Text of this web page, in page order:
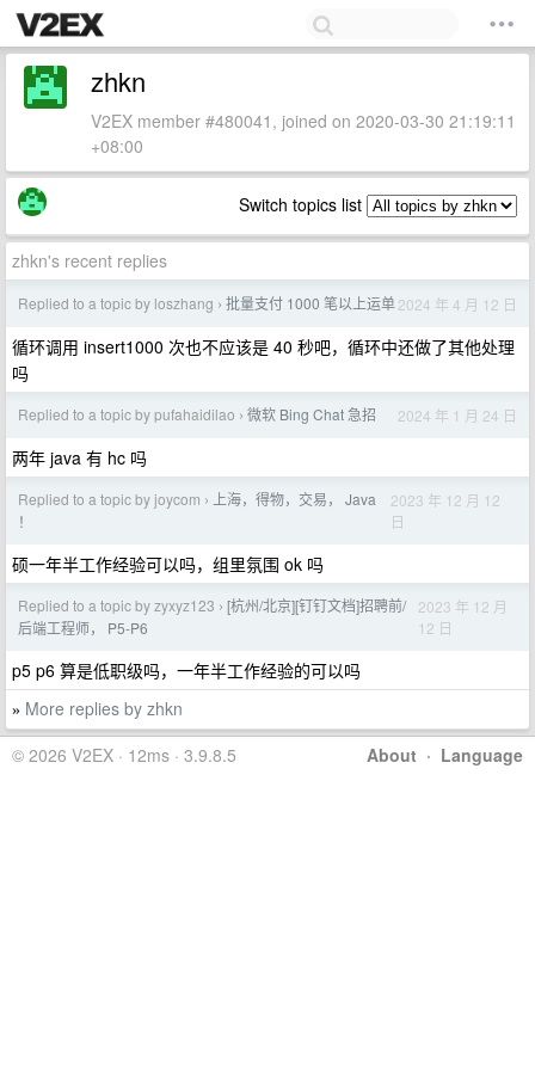
zhkn
V2EX member #480041, joined on 2020-03-30 21:19:11
+08:00
Switch topics list
zhkn's recent replies
Replied to a topic by loszhang › 批量支付 1000 笔以上运单2024 年 4 月 12 日
循环调用 insert1000 次也不应该是 40 秒吧，循环中还做了其他处理
吗
Replied to a topic by pufahaidilao › 微软 Bing Chat 急招 2024 年 1 月 24 日
两年 java 有 hc 吗
Replied to a topic by joycom ›
上海，得物，交易， Java
！
2023 年 12 月 12
日
硕一年半工作经验可以吗，组里氛围 ok 吗
Replied to a topic by zyxyz123 › [杭州/北京][钉钉文档]招聘前/
后端工程师， P5-P6
2023 年 12 月
12 日
p5 p6 算是低职级吗，一年半工作经验的可以吗
» More replies by zhkn
About · Language
© 2026 V2EX · 12ms · 3.9.8.5